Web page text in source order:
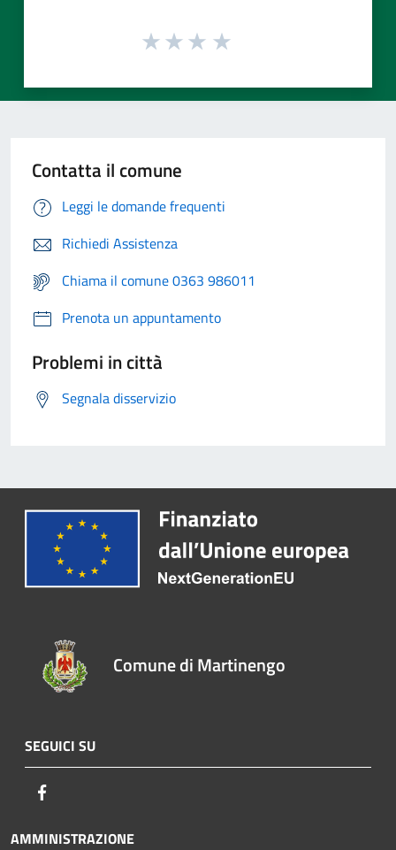
Contatta il comune
Leggi le domande frequenti
Richiedi Assistenza
Chiama il comune 0363 986011
Prenota un appuntamento
Problemi in città
Segnala disservizio
Comune di Martinengo
SEGUICI SU
AMMINISTRAZIONE